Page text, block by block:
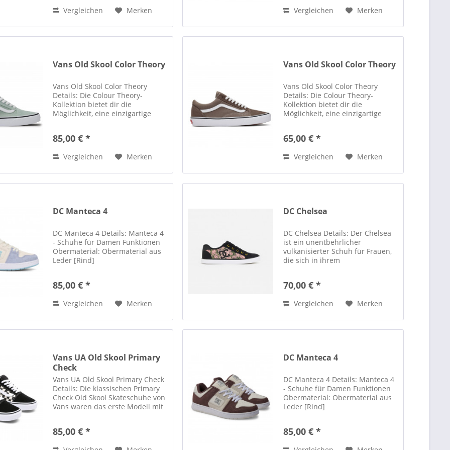
mit Schaum gepolstert...
Vergleichen Merken Vergleichen Merken
Vans Old Skool Color Theory
Vans Old Skool Color Theory
Details: Die Colour Theory-
Kollektion bietet dir die
Möglichkeit, eine einzigartige
unerwartete Farbtöne mit
Silhouetten kombinierst....
85,00 € *
Vergleichen Merken
Vans Old Skool Color Theory
Vans Old Skool Color Theory
Details: Die Colour Theory-
Kollektion bietet dir die
Möglichkeit, eine einzigartige
unerwartete Farbtöne mit
Silhouetten kombinierst....
65,00 € *
Vergleichen Merken
DC Manteca 4
DC Manteca 4 Details: Manteca 4
- Schuhe für Damen Funktionen
Obermaterial: Obermaterial aus
Leder [Rind]
Futter für zusätzlichen Komfort
klebrige...
85,00 € *
Vergleichen Merken
DC Chelsea
DC Chelsea Details: Der Chelsea
ist ein unentbehrlicher
vulkanisierter Schuh für Frauen,
die sich in ihrem
vulkanisierte Skateschuh wartet
und einer...
70,00 € *
Vergleichen Merken
Vans UA Old Skool Primary
Check
Vans UA Old Skool Primary Check
Details: Die klassischen Primary
Check Old Skool Skateschuhe von
Vans waren das erste Modell mit
verfügen über ein robustes
85,00 € *
DC Manteca 4
DC Manteca 4 Details: Manteca 4
- Schuhe für Damen Funktionen
Obermaterial: Obermaterial aus
Leder [Rind]
Futter für zusätzlichen Komfort
85,00 € *